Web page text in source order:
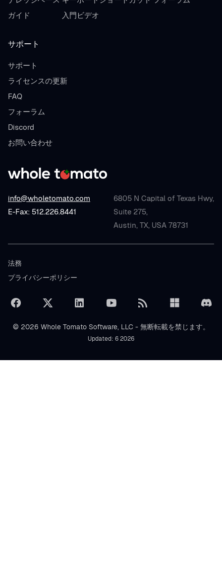
info@wholetomato.com
E-Fax: 512.226.8441
6805 N Capital of Texas Hwy,
Suite 275,
Austin, TX, USA 78731
ガイド
入門ビデオ
サポート
サポート
ライセンスの更新
FAQ
フォーラム
Discord
お問い合わせ
法務
プライバシーポリシー
© 2026 Whole Tomato Software, LLC - 無断転載を禁じます。
Updated: 6 2026